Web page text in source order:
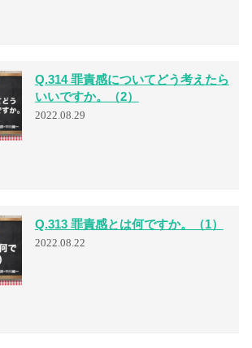
Q.314 罪責感についてどう考えたら
いいですか。（2）
2022.08.29
Q.313 罪責感とは何ですか。（1）
2022.08.22